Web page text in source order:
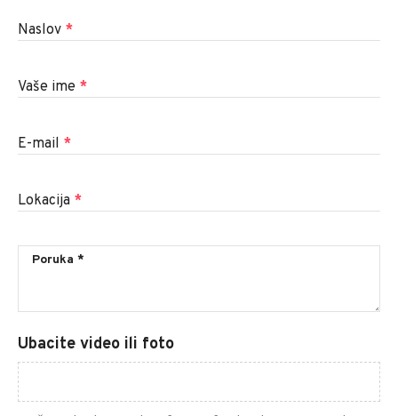
Naslov *
Vaše ime *
E-mail *
Lokacija *
Ubacite video ili foto